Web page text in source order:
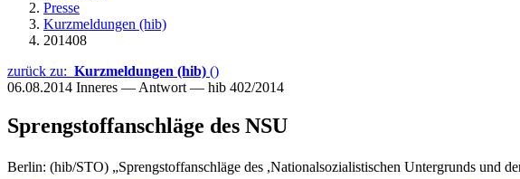
Presse
Kurzmeldungen (hib)
201408
zurück zu: Kurzmeldungen (hib) ()
06.08.2014 Inneres — Antwort — hib 402/2014
Sprengstoffanschläge des NSU
Berlin: (hib/STO) „Sprengstoffanschläge des ,Nationalsozialistischen Untergrunds und